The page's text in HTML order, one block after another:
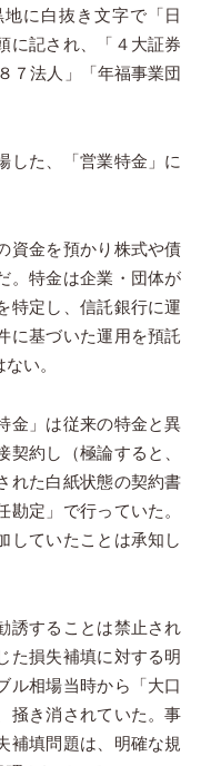
に白抜き文字で「日
に記され、「４大証券
７法人」「年福事業団
した、「営業特金」に
資金を預かり株式や債
。特金は企業・団体が
特定し、信託銀行に運
に基づいた運用を預託
い。
金」は従来の特金と異
約し（極論すると、
れた白紙状態の契約書
定」で行っていた。
していたことは承知し
誘することは禁止され
た損失補填に対する明
ル相場当時から「大口
掻き消されていた。事
補填問題は、明確な規